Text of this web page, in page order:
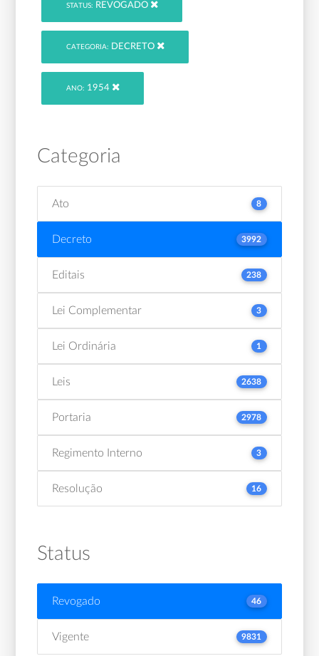
STATUS: REVOGADO
CATEGORIA: DECRETO
ANO: 1954
Categoria
Ato 8
Decreto 3992
Editais 238
Lei Complementar 3
Lei Ordinária 1
Leis 2638
Portaria 2978
Regimento Interno 3
Resolução 16
Status
Revogado 46
Vigente 9831